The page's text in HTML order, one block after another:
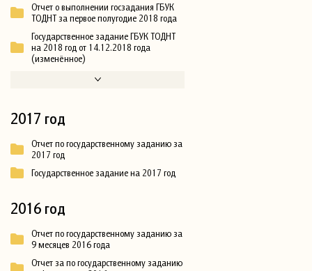
Отчет о выполнении госзадания ГБУК
ТОДНТ за первое полугодие 2018 года
Государственное задание ГБУК ТОДНТ
на 2018 год от 14.12.2018 года
(изменённое)
2017 год
Отчет по государственному заданию за
2017 год
Государственное задание на 2017 год
2016 год
Отчет по государственному заданию за
9 месяцев 2016 года
Отчет за по государственному заданию